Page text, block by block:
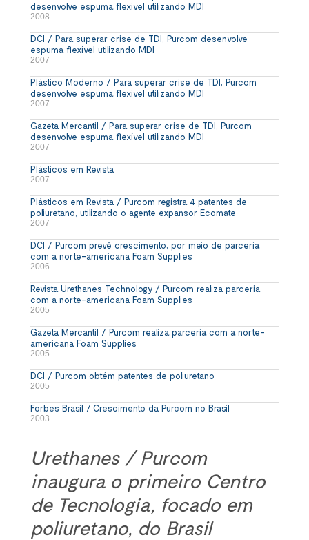
desenvolve espuma flexível utilizando MDI
2008
DCI / Para superar crise de TDI, Purcom desenvolve
espuma flexível utilizando MDI
2007
Plástico Moderno / Para superar crise de TDI, Purcom
desenvolve espuma flexível utilizando MDI
2007
Gazeta Mercantil / Para superar crise de TDI, Purcom
desenvolve espuma flexível utilizando MDI
2007
Plásticos em Revista
2007
Plásticos em Revista / Purcom registra 4 patentes de
poliuretano, utilizando o agente expansor Ecomate
2007
DCI / Purcom prevê crescimento, por meio de parceria
com a norte-americana Foam Supplies
2006
Revista Urethanes Technology / Purcom realiza parceria
com a norte-americana Foam Supplies
2005
Gazeta Mercantil / Purcom realiza parceria com a norte-
americana Foam Supplies
2005
DCI / Purcom obtém patentes de poliuretano
2005
Forbes Brasil / Crescimento da Purcom no Brasil
2003
Urethanes / Purcom
inaugura o primeiro Centro
de Tecnologia, focado em
poliuretano, do Brasil